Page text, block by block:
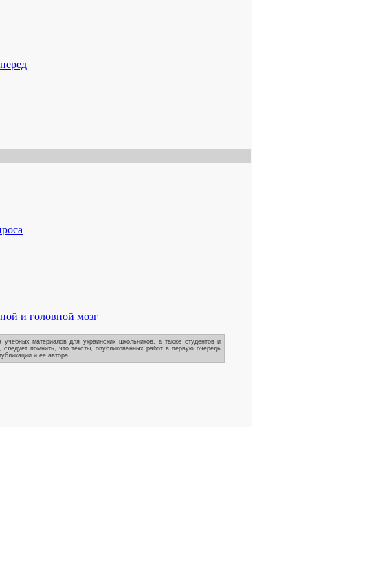
и головной мозг
материалов для украинских школьников, а также студентов и
помнить, что тексты, опубликованных работ в первую очередь
и ее автора.